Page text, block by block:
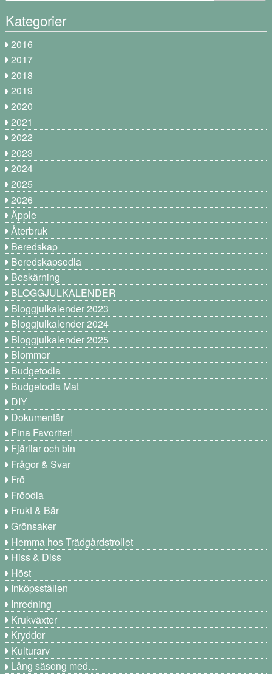
Kategorier
2016
2017
2018
2019
2020
2021
2022
2023
2024
2025
2026
Äpple
Återbruk
Beredskap
Beredskapsodla
Beskärning
BLOGGJULKALENDER
Bloggjulkalender 2023
Bloggjulkalender 2024
Bloggjulkalender 2025
Blommor
Budgetodla
Budgetodla Mat
DIY
Dokumentär
Fina Favoriter!
Fjärilar och bin
Frågor & Svar
Frö
Fröodla
Frukt & Bär
Grönsaker
Hemma hos Trädgårdstrollet
Hiss & Diss
Höst
Inköpsställen
Inredning
Krukväxter
Kryddor
Kulturarv
Lång säsong med…